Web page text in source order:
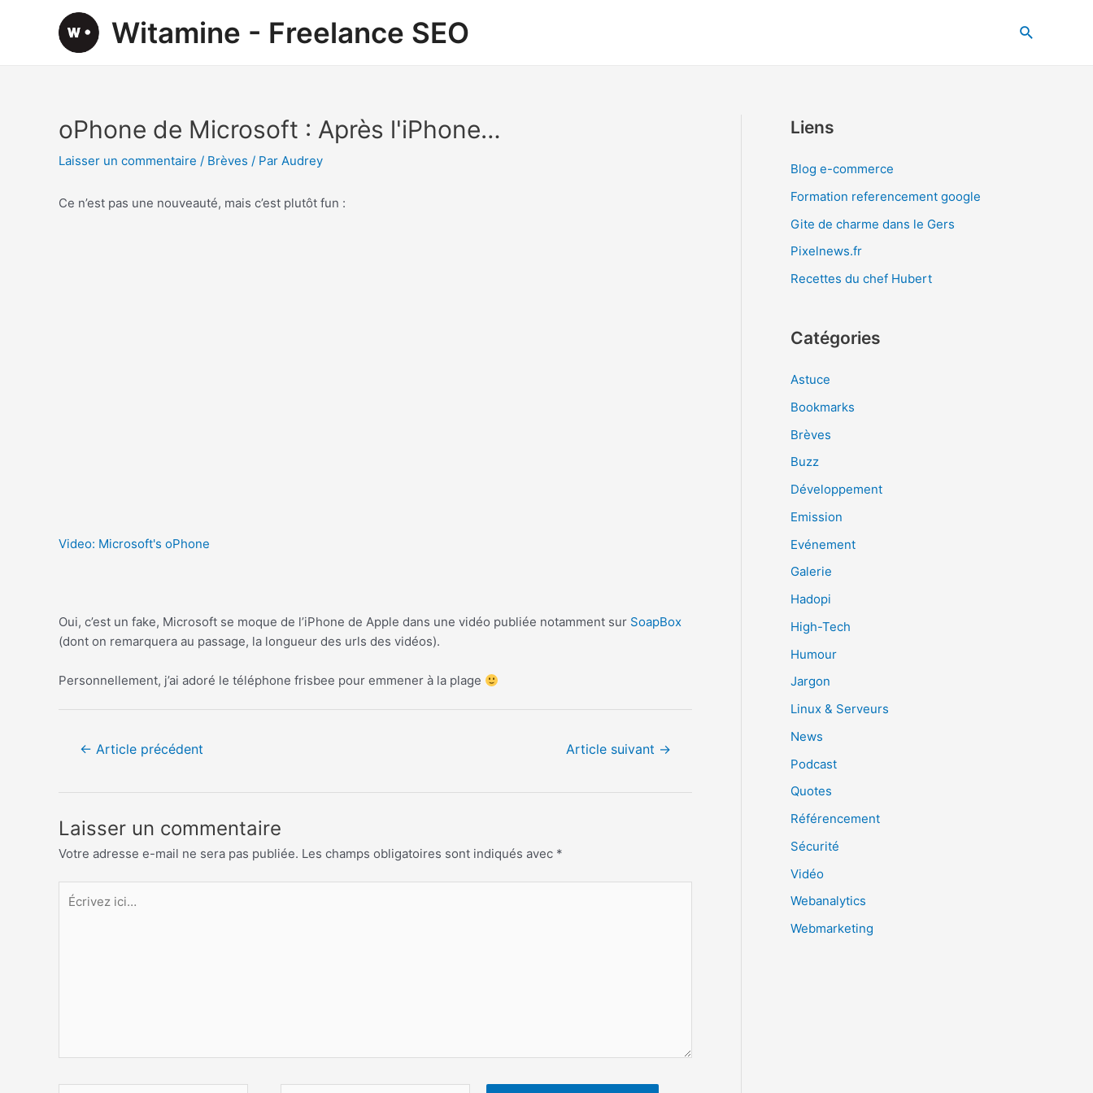
Witamine - Freelance SEO
oPhone de Microsoft : Après l'iPhone…
Laisser un commentaire / Brèves / Par Audrey
Ce n’est pas une nouveauté, mais c’est plutôt fun :
Video: Microsoft's oPhone
Oui, c’est un fake, Microsoft se moque de l’iPhone de Apple dans une vidéo publiée notamment sur SoapBox
(dont on remarquera au passage, la longueur des urls des vidéos).
Personnellement, j’ai adoré le téléphone frisbee pour emmener à la plage
Navigation
← Article précédent Article suivant →
Laisser un commentaire
Votre adresse e-mail ne sera pas publiée. Les champs obligatoires sont indiqués avec *
Écrivez
ici…
Liens
Blog e-commerce
Formation referencement google
Gite de charme dans le Gers
Pixelnews.fr
Recettes du chef Hubert
Catégories
Astuce
Bookmarks
Brèves
Buzz
Développement
Emission
Evénement
Galerie
Hadopi
High-Tech
Humour
Jargon
Linux & Serveurs
News
Podcast
Quotes
Référencement
Sécurité
Vidéo
Webanalytics
Webmarketing